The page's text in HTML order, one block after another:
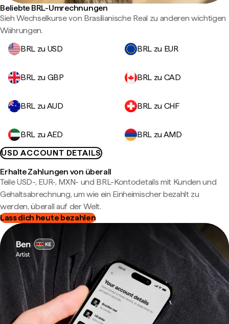
Beliebte BRL-Umrechnungen
Sieh Wechselkurse von Brasilianische Real zu anderen wichtigen
Währungen.
BRL zu USD
BRL zu EUR
BRL zu GBP BRL zu CAD
BRL zu AUD BRL zu CHF
BRL zu AED
BRL zu AMD
USD ACCOUNT DETAILS
Erhalte Zahlungen von überall
Teile USD-, EUR-, MXN- und BRL-Kontodetails mit Kunden und
Gehaltsabrechnung, um wie ein Einheimischer bezahlt zu
werden, überall auf der Welt.
Lass dich heute bezahlen